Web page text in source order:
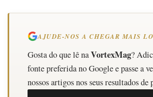
AJUDE-NOS A CHEGAR MAIS
Gosta do que lê naVortexMag?
fonte preferida no Google e passe a
nossos artigos nos seus resultados de